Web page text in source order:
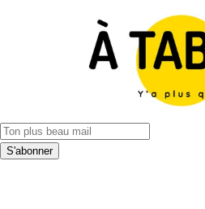
S'abonner